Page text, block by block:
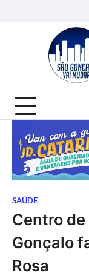
SAÚDE
Centro
Gonçalo
Rosa